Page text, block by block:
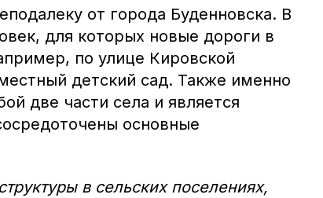
от города Буденновска. В
для которых новые дороги в
по улице Кировской
детский сад. Также именно
две части села и является
основные
в сельских поселениях,